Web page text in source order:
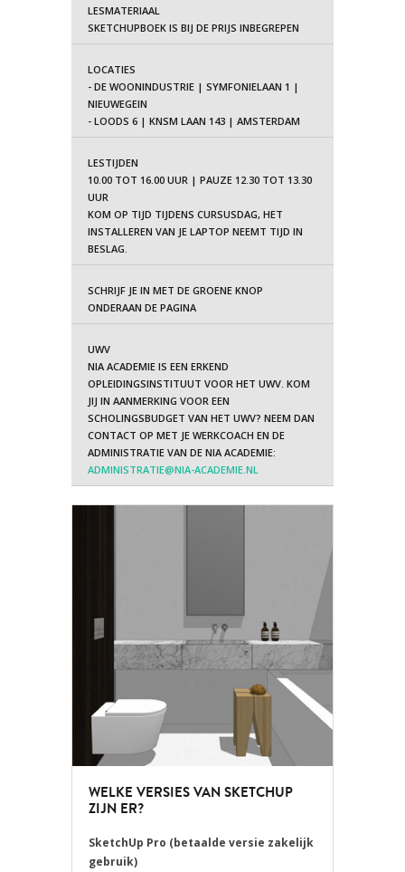
LESMATERIAAL
SKETCHUPBOEK IS BIJ DE PRIJS INBEGREPEN
LOCATIES
- DE WOONINDUSTRIE | SYMFONIELAAN 1 |
NIEUWEGEIN
- LOODS 6 | KNSM LAAN 143 | AMSTERDAM
LESTIJDEN
10.00 TOT 16.00 UUR | PAUZE 12.30 TOT 13.30
UUR
KOM OP TIJD TIJDENS CURSUSDAG, HET
INSTALLEREN VAN JE LAPTOP NEEMT TIJD IN
BESLAG.
SCHRIJF JE IN MET DE GROENE KNOP
ONDERAAN DE PAGINA
UWV
NIA ACADEMIE IS EEN ERKEND
OPLEIDINGSINSTITUUT VOOR HET UWV. KOM
JIJ IN AANMERKING VOOR EEN
SCHOLINGSBUDGET VAN HET UWV? NEEM DAN
CONTACT OP MET JE WERKCOACH EN DE
ADMINISTRATIE VAN DE NIA ACADEMIE:
ADMINISTRATIE@NIA-ACADEMIE.NL
WELKE VERSIES VAN SKETCHUP
ZIJN ER?
SketchUp Pro (betaalde versie zakelijk
gebruik)